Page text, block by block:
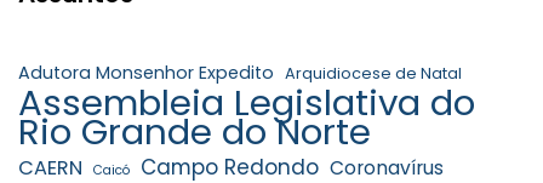
Adutora Monsenhor Expedito Arquidiocese de Natal
Assembleia Legislativa do
Rio Grande do Norte
CAERN Caicó Campo Redondo Coronavírus